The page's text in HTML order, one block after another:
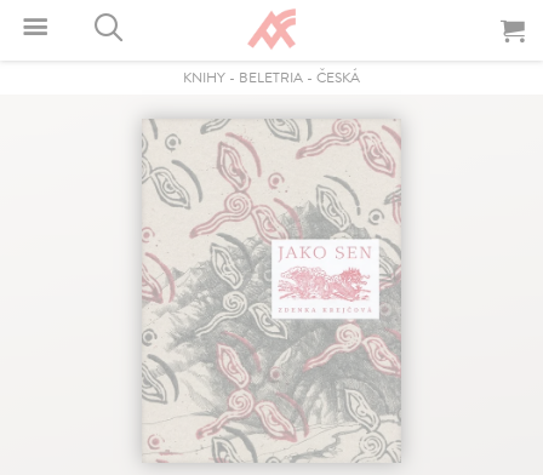
KNIHY - BELETRIA - ČESKÁ